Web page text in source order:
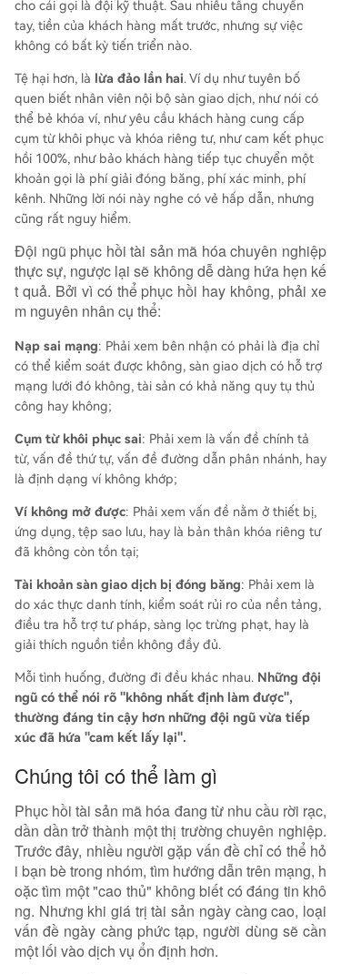
cho cái gọi là đội kỹ thuật. Sau nhiều tầng chuyển
tay, tiền của khách hàng mất trước, nhưng sự việc
không có bất kỳ tiến triển nào.
Tệ hại hơn, là lừa đảo lần hai. Ví dụ như tuyên bố
quen biết nhân viên nội bộ sàn giao dịch, như nói có
thể bẻ khóa ví, như yêu cầu khách hàng cung cấp
cụm từ khôi phục và khóa riêng tư, như cam kết phục
hồi 100%, như bảo khách hàng tiếp tục chuyển một
khoản gọi là phí giải đóng băng, phí xác minh, phí
kênh. Những lời nói này nghe có vẻ hấp dẫn, nhưng
cũng rất nguy hiểm.
Đội ngũ phục hồi tài sản mã hóa chuyên nghiệp
thực sự, ngược lại sẽ không dễ dàng hứa hẹn kế
t quả. Bởi vì có thể phục hồi hay không, phải xe
m nguyên nhân cụ thể:
Nạp sai mạng: Phải xem bên nhận có phải là địa chỉ
có thể kiểm soát được không, sàn giao dịch có hỗ trợ
mạng lưới đó không, tài sản có khả năng quy tụ thủ
công hay không;
Cụm từ khôi phục sai: Phải xem là vấn đề chính tả
từ, vấn đề thứ tự, vấn đề đường dẫn phân nhánh, hay
là định dạng ví không khớp;
Ví không mở được: Phải xem vấn đề nằm ở thiết bị,
ứng dụng, tệp sao lưu, hay là bản thân khóa riêng tư
đã không còn tồn tại;
Tài khoản sàn giao dịch bị đóng băng: Phải xem là
do xác thực danh tính, kiểm soát rủi ro của nền tảng,
điều tra hỗ trợ tư pháp, sàng lọc trừng phạt, hay là
giải thích nguồn tiền không đầy đủ.
Mỗi tình huống, đường đi đều khác nhau. Những đội
ngũ có thể nói rõ "không nhất định làm được",
thường đáng tin cậy hơn những đội ngũ vừa tiếp
xúc đã hứa "cam kết lấy lại".
Chúng tôi có thể làm gì
Phục hồi tài sản mã hóa đang từ nhu cầu rời rạc,
dần dần trở thành một thị trường chuyên nghiệp.
Trước đây, nhiều người gặp vấn đề chỉ có thể hỏ
i bạn bè trong nhóm, tìm hướng dẫn trên mạng, h
oặc tìm một "cao thủ" không biết có đáng tin khô
ng. Nhưng khi giá trị tài sản ngày càng cao, loại
vấn đề ngày càng phức tạp, người dùng sẽ cần
một lối vào dịch vụ ổn định hơn.